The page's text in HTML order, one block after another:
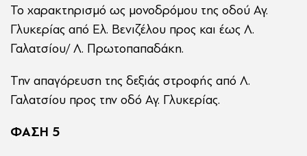
Το χαρακτηρισμό ως μονοδρόμου της οδού Αγ.
Γλυκερίας από Ελ. Βενιζέλου προς και έως Λ.
Γαλατσίου/ Λ. Πρωτοπαπαδάκη.
Την απαγόρευση της δεξιάς στροφής από Λ.
Γαλατσίου προς την οδό Αγ. Γλυκερίας.
ΦΑΣΗ 5